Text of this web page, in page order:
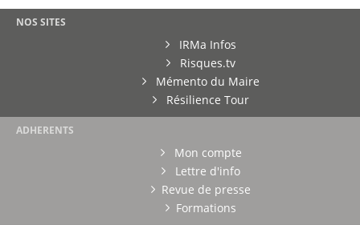
NOS SITES
IRMa Infos
Risques.tv
Mémento du Maire
Résilience Tour
ADHERENTS
Mon compte
Lettre d'info
Revue de presse
Formations